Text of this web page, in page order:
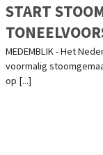
START
MEDEMBLIK - Het
voormalig
op [...]